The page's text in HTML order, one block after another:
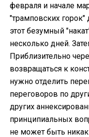
февраля и начале
"трамповских
этот безумный
несколько дней.
Приблизительно
возвращаться к
нужно отделить
переговоров по
других
принципиальных
не может быть